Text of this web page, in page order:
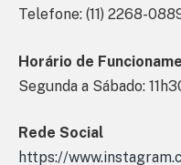
Telefone: (11) 2268-
Horário de
Segunda a Sábado:
Rede Social
https://